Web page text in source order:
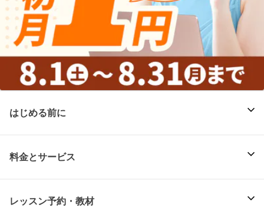
はじめる前に
料金とサービス
レッスン予約・教材